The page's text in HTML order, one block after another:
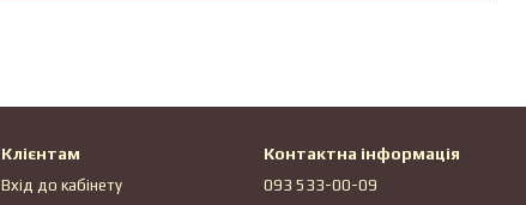
Клієнтам
Вхід до кабінету
Контактна інформація
093 533-00-09